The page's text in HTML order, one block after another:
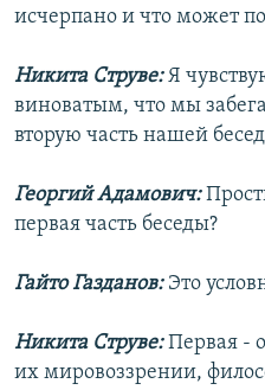
исчерпано и что может
Никита Струве:Я
виноватым, что мы
вторую часть нашей
Георгий Адамович:
первая часть беседы?
Гайто Газданов:Это
Никита Струве:Первая -
их мировоззрении,